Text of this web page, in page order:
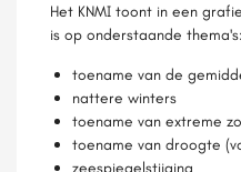
Het KNMI toont in een
is op onderstaande thema's:
toename van de
nattere winters
toename van extreme
toename van droogte
zeespiegelstijging